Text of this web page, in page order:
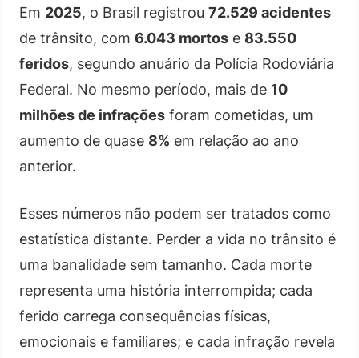
Em 2025, o Brasil registrou 72.529 acidentes
de trânsito, com 6.043 mortos e 83.550
feridos, segundo anuário da Polícia Rodoviária
Federal. No mesmo período, mais de 10
milhões de infrações foram cometidas, um
aumento de quase 8% em relação ao ano
anterior.
Esses números não podem ser tratados como
estatística distante. Perder a vida no trânsito é
uma banalidade sem tamanho. Cada morte
representa uma história interrompida; cada
ferido carrega consequências físicas,
emocionais e familiares; e cada infração revela